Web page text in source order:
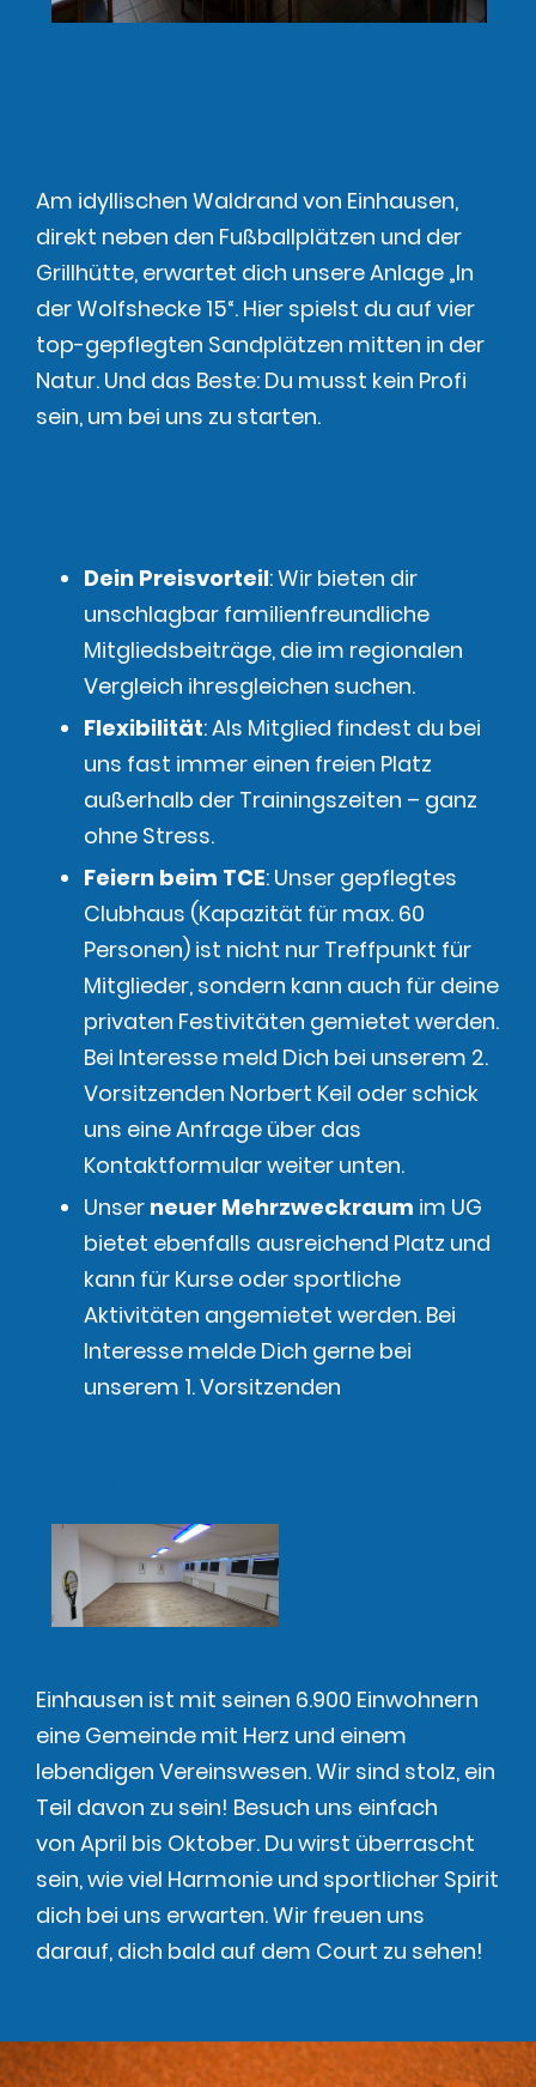
​Am idyllischen Waldrand von Einhausen,
direkt neben den Fußballplätzen und der
Grillhütte, erwartet dich unsere Anlage „In
der Wolfshecke 15“. Hier spielst du auf vier
top-gepflegten Sandplätzen mitten in der
Natur. Und das Beste: Du musst kein Profi
sein, um bei uns zu starten.
Dein Preisvorteil: Wir bieten dir
unschlagbar familienfreundliche
Mitgliedsbeiträge, die im regionalen
Vergleich ihresgleichen suchen.
Flexibilität: Als Mitglied findest du bei
uns fast immer einen freien Platz
außerhalb der Trainingszeiten – ganz
ohne Stress.
Feiern beim TCE: Unser gepflegtes
Clubhaus (Kapazität für max. 60
Personen) ist nicht nur Treffpunkt für
Mitglieder, sondern kann auch für deine
privaten Festivitäten gemietet werden.
Bei Interesse meld Dich bei unserem 2.
Vorsitzenden Norbert Keil oder schick
uns eine Anfrage über das
Kontaktformular weiter unten.
Unser neuer Mehrzweckraum im UG
bietet ebenfalls ausreichend Platz und
kann für Kurse oder sportliche
Aktivitäten angemietet werden. Bei
Interesse melde Dich gerne bei
unserem 1. Vorsitzenden
Einhausen ist mit seinen 6.900 Einwohnern
eine Gemeinde mit Herz und einem
lebendigen Vereinswesen.Wir sind stolz, ein
Teil davon zu sein! Besuch uns einfach
von April bis Oktober. Du wirst überrascht
sein, wie viel Harmonie und sportlicher Spirit
dich bei uns erwarten.Wir freuen uns
darauf, dich bald auf dem Court zu sehen!